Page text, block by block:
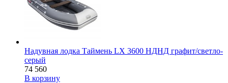
Надувная лодка Таймень LX 3600 НДНД графит/светло-
серый
74 560
В корзину